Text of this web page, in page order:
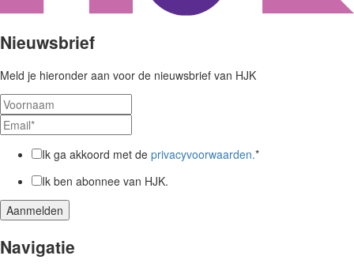
Nieuwsbrief
Meld je hieronder aan voor de nieuwsbrief van HJK
Ik ga akkoord met de privacyvoorwaarden.*
Ik ben abonnee van HJK.
Navigatie